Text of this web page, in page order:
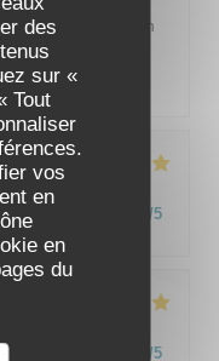
des
sur «
Tout
vos
en
en
du
vins. Tout est bon
au top à
5/5 /5
5 /5